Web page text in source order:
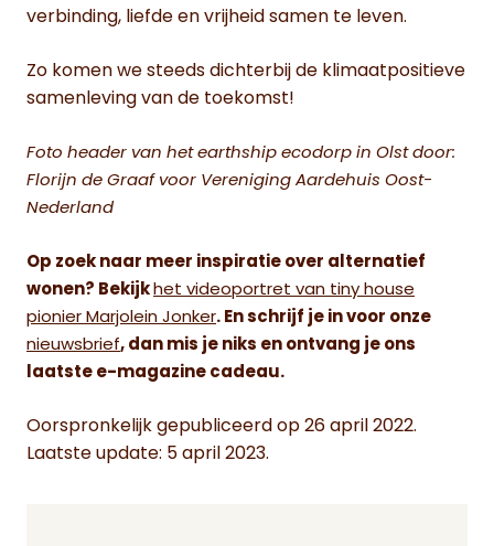
verbinding, liefde en vrijheid samen te leven.
Zo komen we steeds dichterbij de klimaatpositieve
samenleving van de toekomst!
Foto header van het earthship ecodorp in Olst door:
Florijn de Graaf voor Vereniging Aardehuis Oost-
Nederland
Op zoek naar meer inspiratie over alternatief
wonen? Bekijk het videoportret van tiny house
pionier Marjolein Jonker. En schrijf je in voor onze
nieuwsbrief, dan mis je niks en ontvang je ons
laatste e-magazine cadeau.
Oorspronkelijk gepubliceerd op 26 april 2022.
Laatste update: 5 april 2023.